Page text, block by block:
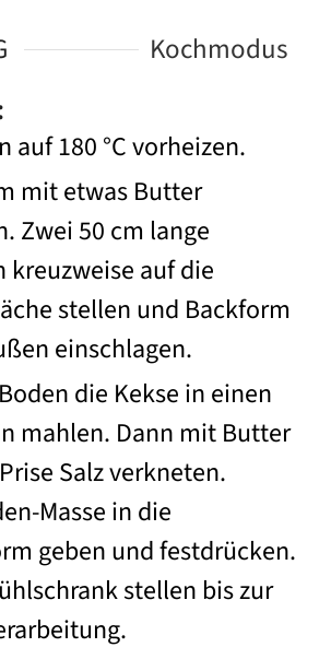
Kochmodus
auf 180 °C vorheizen.
mit etwas Butter
Zwei 50 cm lange
kreuzweise auf die
stellen und Backform
einschlagen.
die Kekse in einen
mahlen. Dann mit Butter
Salz verkneten.
Masse in die
geben und festdrücken.
stellen bis zur